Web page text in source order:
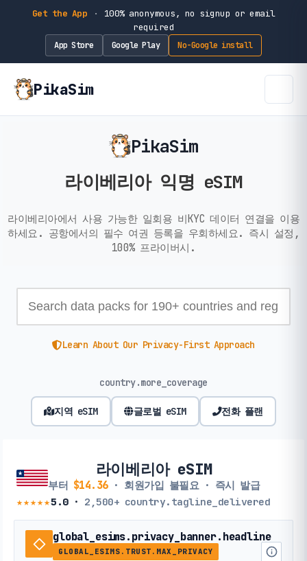
Get the App ·
100% anonymous, no signup or email
required
App Store Google Play No-Google install
PikaSim
PikaSim
라이베리아 익명 eSIM
라이베리아에서 사용 가능한 일회용 비KYC 데이터 연결을 이용
하세요. 공항에서의 필수 여권 등록을 우회하세요. 즉시 설정,
100% 프라이버시.
Learn About Our Privacy-First Approach
country.more_coverage
지역 eSIM 글로벌 eSIM 전화 플랜
라이베리아 eSIM
부터 $14.36· 회원가입 불필요 · 즉시 발급
★★★★★5.0· 2,500+ country.tagline_delivered
global_esims.privacy_banner.headline
GLOBAL_ESIMS.TRUST.MAX_PRIVACY